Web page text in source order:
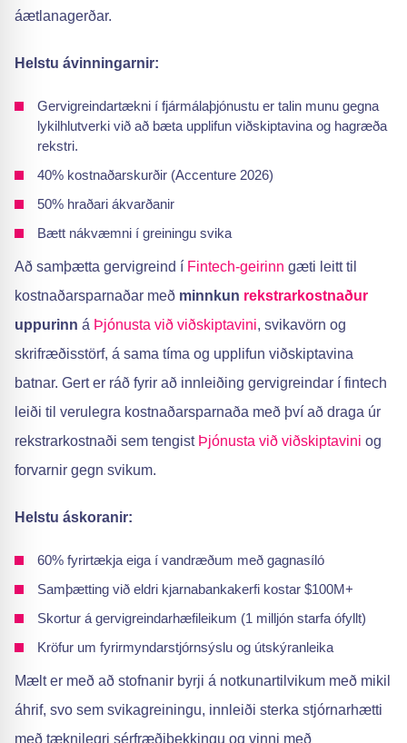
áætlanagerðar.
Helstu ávinningarnir:
Gervigreindartækni í fjármálaþjónustu er talin munu gegna
lykilhlutverki við að bæta upplifun viðskiptavina og hagræða
rekstri.
40% kostnaðarskurðir (Accenture 2026)
50% hraðari ákvarðanir
Bætt nákvæmni í greiningu svika
Að samþætta gervigreind í Fintech-geirinn gæti leitt til
kostnaðarsparnaðar með minnkun rekstrarkostnaður
uppurinn á Þjónusta við viðskiptavini, svikavörn og
skrifræðisstörf, á sama tíma og upplifun viðskiptavina
batnar. Gert er ráð fyrir að innleiðing gervigreindar í fintech
leiði til verulegra kostnaðarsparnaða með því að draga úr
rekstrarkostnaði sem tengist Þjónusta við viðskiptavini og
forvarnir gegn svikum.
Helstu áskoranir:
60% fyrirtækja eiga í vandræðum með gagnasíló
Samþætting við eldri kjarnabankakerfi kostar $100M+
Skortur á gervigreindarhæfileikum (1 milljón starfa ófyllt)
Kröfur um fyrirmyndarstjórnsýslu og útskýranleika
Mælt er með að stofnanir byrji á notkunartilvikum með mikil
áhrif, svo sem svikagreiningu, innleiði sterka stjórnarhætti
með tæknilegri sérfræðiþekkingu og vinni með